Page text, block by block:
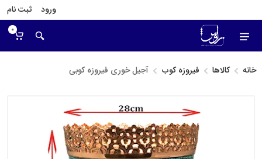
ورود ثبت نام
0
خانه کالاها فیروزه کوب آجیل خوری فیروزه کوبی